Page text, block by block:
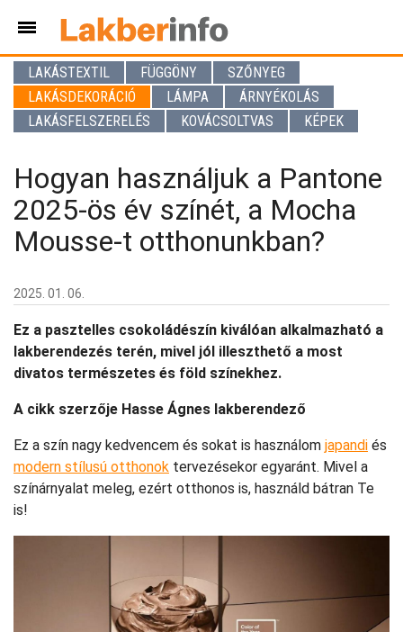
LAKÁSTEXTIL FÜGGÖNY
SZŐNYEG
LAKÁSDEKORÁCIÓ
LÁMPA
ÁRNYÉKOLÁS
LAKÁSFELSZERELÉS
KOVÁCSOLTVAS KÉPEK
Hogyan használjuk a Pantone
2025-ös év színét, a Mocha
Mousse-t otthonunkban?
2025. 01. 06.
Ez a pasztelles csokoládészín kiválóan alkalmazható a
lakberendezés terén, mivel jól illeszthető a most
divatos természetes és föld színekhez.
A cikk szerzője Hasse Ágnes lakberendező
Ez a szín nagy kedvencem és sokat is használom japandi és
modern stílusú otthonok tervezésekor egyaránt. Mivel a
színárnyalat meleg, ezért otthonos is, használd bátran Te
is!